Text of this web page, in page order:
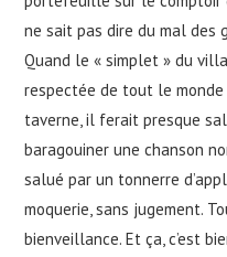
ne sait pas dire du mal des
Quand le « simplet » du
respectée de tout le
taverne, il ferait presque
baragouiner une chanson
salué par un tonnerre
moquerie, sans jugement.
bienveillance. Et ça, c’est